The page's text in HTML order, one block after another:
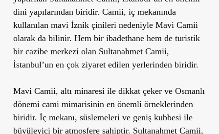
dini yapılarından biridir. Camii, iç mekanında
kullanılan mavi İznik çinileri nedeniyle Mavi Camii
olarak da bilinir. Hem bir ibadethane hem de turistik
bir cazibe merkezi olan Sultanahmet Camii,
İstanbul’un en çok ziyaret edilen yerlerinden biridir.
Mavi Camii, altı minaresi ile dikkat çeker ve Osmanlı
dönemi cami mimarisinin en önemli örneklerinden
biridir. İç mekanı, süslemeleri ve geniş kubbesi ile
büyüleyici bir atmosfere sahiptir. Sultanahmet Camii,